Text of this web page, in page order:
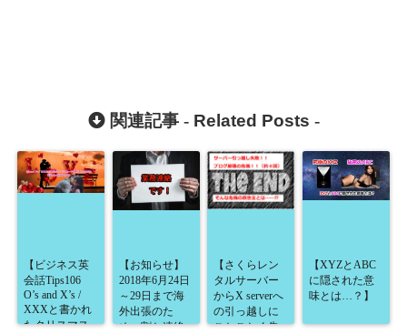
関連記事 - Related Posts -
【ビジネス英
会話Tips106
O’s and X’s /
XXXと書かれ
たクリスマス
【お知らせ】
2018年6月24日
～29日まで海
外出張のた
め、割と連絡
【さくらレン
タルサーバー
からX serverへ
の引っ越しに
ことごとく失
【XYZとABC
に隠された意
味とは…？】